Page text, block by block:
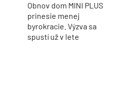
Obnov dom MINI PLUS
prinesie menej
byrokracie. Výzva sa
spustí už v lete